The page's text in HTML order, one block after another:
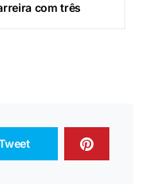
com três